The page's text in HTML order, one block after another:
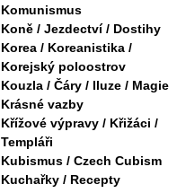
Komunismus
Koně / Jezdectví / Dostihy
Korea / Koreanistika /
Korejský poloostrov
Kouzla / Čáry / Iluze / Magie
Krásné vazby
Křížové výpravy / Křižáci /
Templáři
Kubismus / Czech Cubism
Kuchařky / Recepty